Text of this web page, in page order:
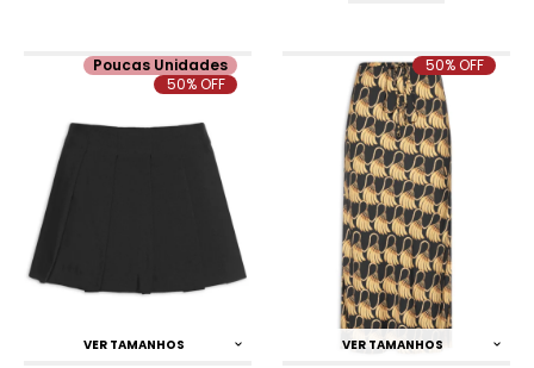
VER TAMANHOS
Poucas Unidades
50% OFF
VER TAMANHOS
50% OFF